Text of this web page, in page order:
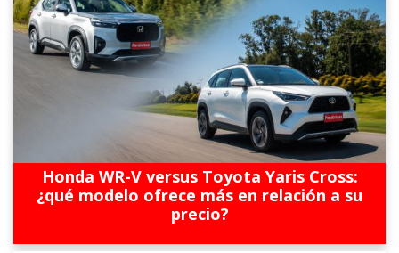
Honda WR-V versus Toyota Yaris Cross:
¿qué modelo ofrece más en relación a su
precio?